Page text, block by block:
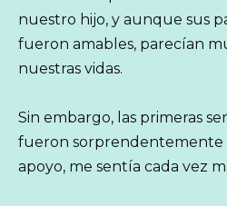
nuestro hijo, y aunque sus
fueron amables, parecían
nuestras vidas.
Sin embargo, las primeras
fueron sorprendentemente
apoyo, me sentía cada vez